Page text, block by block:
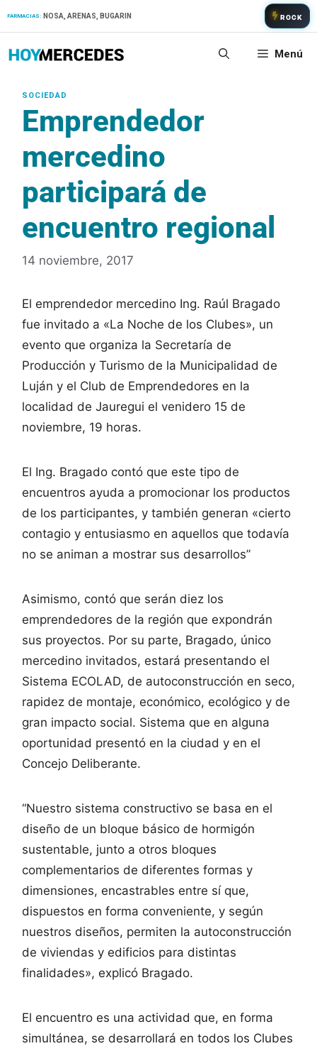
FARMACIAS: NOSA, ARENAS, BUGARIN ROCK
Menú
Emprendedor
mercedino
participará de
encuentro regional
14 noviembre, 2017
El emprendedor mercedino Ing. Raúl Bragado
fue invitado a «La Noche de los Clubes», un
evento que organiza la Secretaría de
Producción y Turismo de la Municipalidad de
Luján y el Club de Emprendedores en la
localidad de Jauregui el venidero 15 de
noviembre, 19 horas.
El Ing. Bragado contó que este tipo de
encuentros ayuda a promocionar los productos
de los participantes, y también generan «cierto
contagio y entusiasmo en aquellos que todavía
no se animan a mostrar sus desarrollos”
Asimismo, contó que serán diez los
emprendedores de la región que expondrán
sus proyectos. Por su parte, Bragado, único
mercedino invitados, estará presentando el
Sistema ECOLAD, de autoconstrucción en seco,
rapidez de montaje, económico, ecológico y de
gran impacto social. Sistema que en alguna
oportunidad presentó en la ciudad y en el
Concejo Deliberante.
“Nuestro sistema constructivo se basa en el
diseño de un bloque básico de hormigón
sustentable, junto a otros bloques
complementarios de diferentes formas y
dimensiones, encastrables entre sí que,
dispuestos en forma conveniente, y según
nuestros diseños, permiten la autoconstrucción
de viviendas y edificios para distintas
finalidades», explicó Bragado.
El encuentro es una actividad que, en forma
simultánea, se desarrollará en todos los Clubes